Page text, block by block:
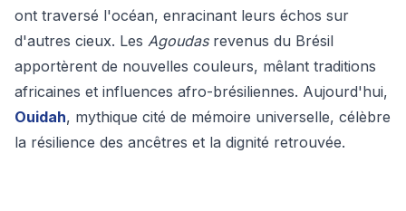
ont traversé l'océan, enracinant leurs échos sur
d'autres cieux. Les Agoudasrevenus du Brésil
apportèrent de nouvelles couleurs, mêlant traditions
africaines et influences afro-brésiliennes. Aujourd'hui,
Ouidah, mythique cité de mémoire universelle, célèbre
la résilience des ancêtres et la dignité retrouvée.